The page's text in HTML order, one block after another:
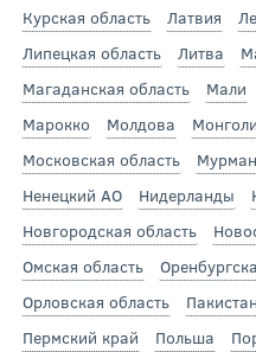
Курская область
Латвия
Липецкая область
Литва
Магаданская область
Мали
Марокко
Молдова
Московская область
Ненецкий АО
Нидерланды
Новгородская область
Омская область
Орловская область
Пакистан
Пермский край
Польша